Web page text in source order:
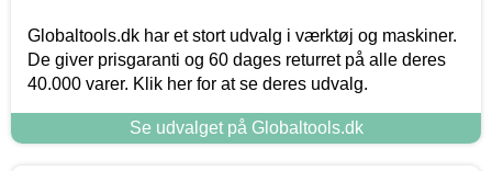
Globaltools.dk har et stort udvalg i værktøj og maskiner.
De giver prisgaranti og 60 dages returret på alle deres
40.000 varer. Klik her for at se deres udvalg.
Se udvalget på Globaltools.dk